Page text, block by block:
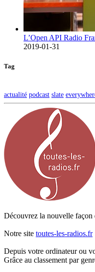
L’Open API Radio
2019-01-31
Tag
actualité podcast slate
Découvrez la nouvelle façon
Notre site toutes-les-radios.fr
Depuis votre ordinateur ou
Grâce au classement par